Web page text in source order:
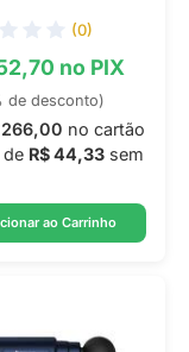
(0)
no PIX
de desconto)
266,00 no cartão
de R$ 44,33 sem
ao Carrinho